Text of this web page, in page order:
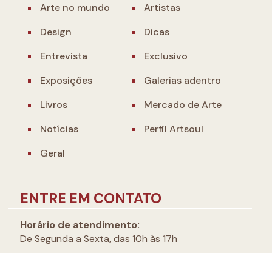
Arte no mundo
Artistas
Design
Dicas
Entrevista
Exclusivo
Exposições
Galerias adentro
Livros
Mercado de Arte
Notícias
Perfil Artsoul
Geral
ENTRE EM CONTATO
Horário de atendimento:
De Segunda a Sexta, das 10h às 17h